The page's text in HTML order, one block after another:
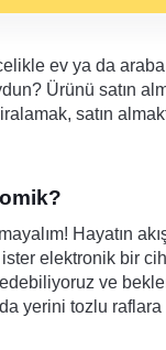
ev ya da
Ürünü satın
satın
Hayatın
ister elektronik
ve
yerini tozlu raflara